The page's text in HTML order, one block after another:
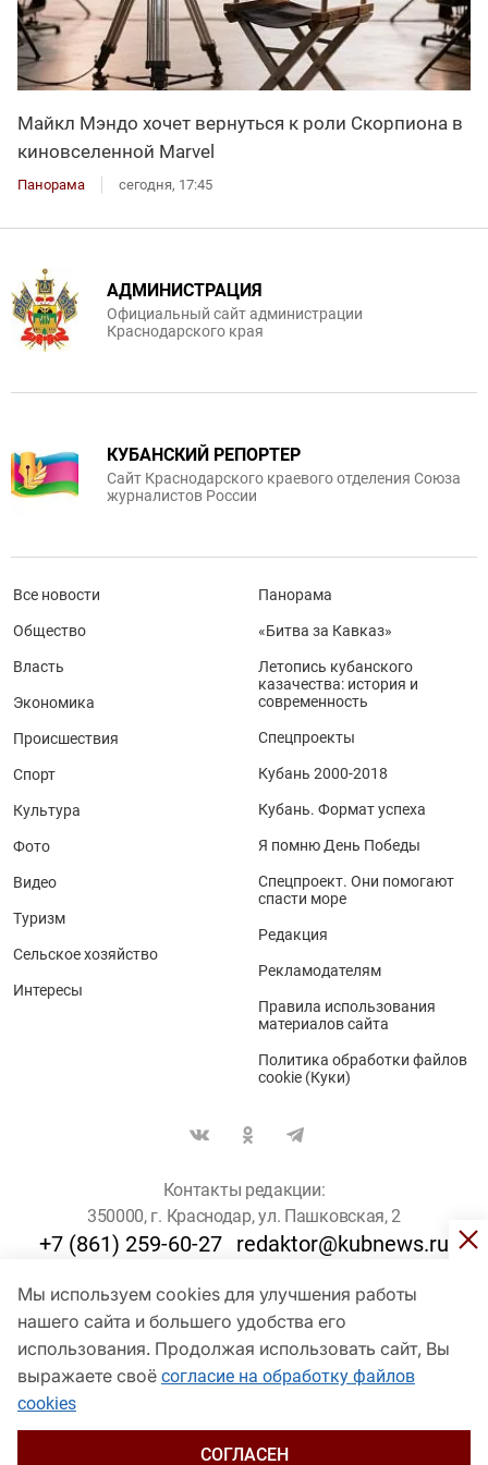
Майкл Мэндо хочет вернуться к роли Скорпиона в
киновселенной Marvel
Панорама сегодня, 17:45
Мы используем cookies для улучшения работы
нашего сайта и большего удобства его
использования. Продолжая использовать сайт, Вы
выражаете своё согласие на обработку файлов
cookies
СОГЛАСЕН
АДМИНИСТРАЦИЯ
Официальный сайт администрации
Краснодарского края
КУБАНСКИЙ РЕПОРТЕР
Сайт Краснодарского краевого отделения Союза
журналистов России
Все новости
Общество
Власть
Экономика
Происшествия
Спорт
Культура
Фото
Видео
Туризм
Сельское хозяйство
Интересы
Панорама
«Битва за Кавказ»
Летопись кубанского
казачества: история и
современность
Спецпроекты
Кубань 2000-2018
Кубань. Формат успеха
Я помню День Победы
Спецпроект. Они помогают
спасти море
Редакция
Рекламодателям
Правила использования
материалов сайта
Политика обработки файлов
cookie (Куки)
Контакты редакции:
350000, г. Краснодар, ул. Пашковская, 2
+7 (861) 259-60-27 redaktor@kubnews.ru
Для пользователей старше 16 лет
© Кубанские Новости, 2017
Сетевое издание «kubnews» зарегистрировано Федеральной
службой по надзору в сфере связи, информационных технологий
и массовых коммуникаций (Роскомнадзор). Регистрационный
Пашковская, 2). Главный редактор – Филиппов О. Ю.